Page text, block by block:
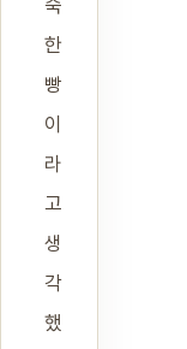
숙
한
빵
이
라
고
생
각
했